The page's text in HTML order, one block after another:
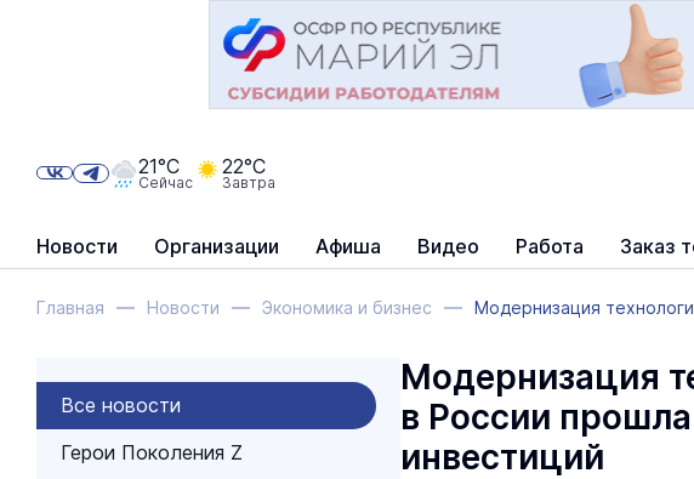
Новости Организации Афиша Видео Работа Заказ
21°C
Сейчас
22°C
Завтра
Главная Новости Экономика и бизнес Модернизация
Все новости
Герои Поколения Z
Модернизация
в России
инвестиций